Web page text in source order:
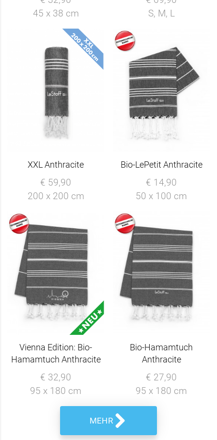
45 x 38 cm
S, M, L
XXL Anthracite
€ 59,90
200 x 200 cm
Bio-LePetit Anthracite
€ 14,90
50 x 100 cm
Vienna Edition: Bio-
Hamamtuch Anthracite
€ 32,90
95 x 180 cm
Bio-Hamamtuch
Anthracite
€ 27,90
95 x 180 cm
MEHR